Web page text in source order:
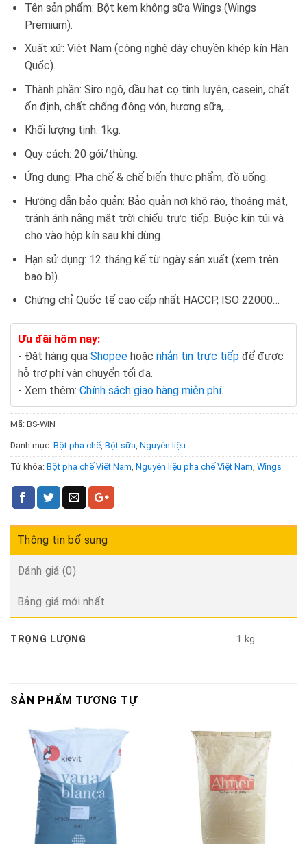
Tên sản phẩm: Bột kem không sữa Wings (Wings
Premium).
Xuất xứ: Việt Nam (công nghệ dây chuyền khép kín Hàn
Quốc).
Thành phần: Siro ngô, dầu hạt cọ tinh luyện, casein, chất
ổn định, chất chống đông vón, hương sữa,…
Khối lượng tịnh: 1kg.
Quy cách: 20 gói/thùng.
Ứng dụng: Pha chế & chế biến thực phẩm, đồ uống.
Hướng dẫn bảo quản: Bảo quản nơi khô ráo, thoáng mát,
tránh ánh nắng mặt trời chiếu trực tiếp. Buộc kín túi và
cho vào hộp kín sau khi dùng.
Hạn sử dụng: 12 tháng kể từ ngày sản xuất (xem trên
bao bì).
Chứng chỉ Quốc tế cao cấp nhất HACCP, ISO 22000…
Ưu đãi hôm nay:
- Đặt hàng qua Shopee hoặc nhắn tin trực tiếp để được
hỗ trợ phí vận chuyển tối đa.
- Xem thêm: Chính sách giao hàng miễn phí.
Mã: BS-WIN
Danh mục: Bột pha chế, Bột sữa, Nguyên liệu
Từ khóa: Bột pha chế Việt Nam, Nguyên liệu pha chế Việt Nam, Wings
Thông tin bổ sung
Đánh giá (0)
Bảng giá mới nhất
TRỌNG LƯỢNG 1 kg
SẢN PHẨM TƯƠNG TỰ